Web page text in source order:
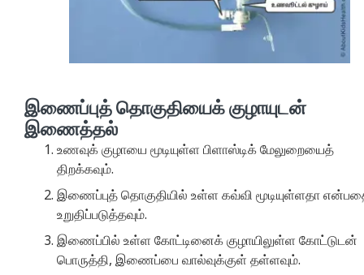
இணைப்புத் தொகுதியைக் குழாயுடன்
இணைத்தல்
உணவுக் குழாயை மூடியுள்ள பிளாஸ்டிக் மேலுறையைத்
திறக்கவும்.
இணைப்புத் தொகுதியில் உள்ள கவ்வி மூடியுள்ளதா
உறுதிப்படுத்தவும்.
இணைப்பில் உள்ள கோட்டினைக் குழாயிலுள்ள கோட்டுடன்
பொருத்தி, இணைப்பை வால்வுக்குள் தள்ளவும்.